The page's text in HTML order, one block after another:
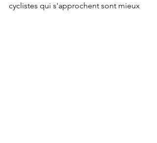
cyclistes qui s'approchent sont mieux